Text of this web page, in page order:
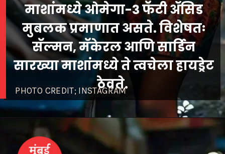
PHOTO CREDIT; INSTAGRAM
माशांमध्ये ओमेगा-3 फॅटी ॲसिड
मुबलक प्रमाणात असते. विशेषतः
सॅल्मन, मॅकेरल आणि सार्डिन
सारख्या माशांमध्ये ते त्वचेला हायड्रेट
ठेवते.